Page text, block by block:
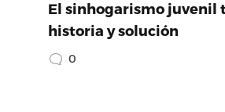
El sinhogarismo juvenil
historia y solución
0